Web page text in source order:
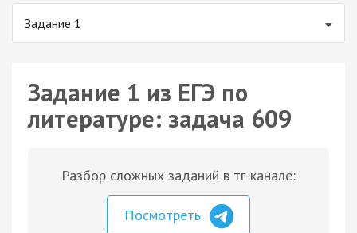
Задание 1
Задание 1 из ЕГЭ по
литературе: задача 609
Разбор сложных заданий в тг-канале:
Посмотреть